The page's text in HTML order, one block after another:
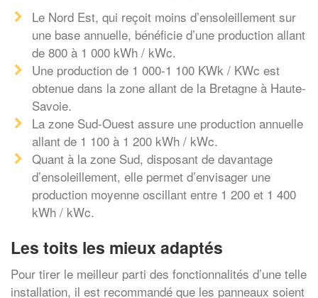
Le Nord Est, qui reçoit moins d’ensoleillement sur
une base annuelle, bénéficie d’une production allant
de 800 à 1 000 kWh / kWc.
Une production de 1 000-1 100 KWk / KWc est
obtenue dans la zone allant de la Bretagne à Haute-
Savoie.
La zone Sud-Ouest assure une production annuelle
allant de 1 100 à 1 200 kWh / kWc.
Quant à la zone Sud, disposant de davantage
d’ensoleillement, elle permet d’envisager une
production moyenne oscillant entre 1 200 et 1 400
kWh / kWc.
Les toits les mieux adaptés
Pour tirer le meilleur parti des fonctionnalités d’une telle
installation, il est recommandé que les panneaux soient